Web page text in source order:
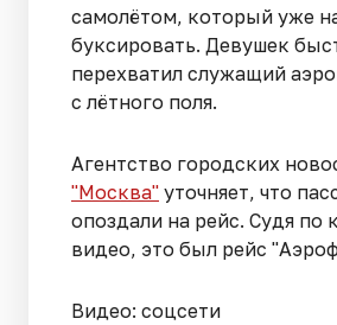
самолётом, который уже
буксировать. Девушек
перехватил служащий
с лётного поля.
Агентство городских
"Москва" уточняет, что
опоздали на рейс. Судя по
видео, это был рейс
Видео: соцсети